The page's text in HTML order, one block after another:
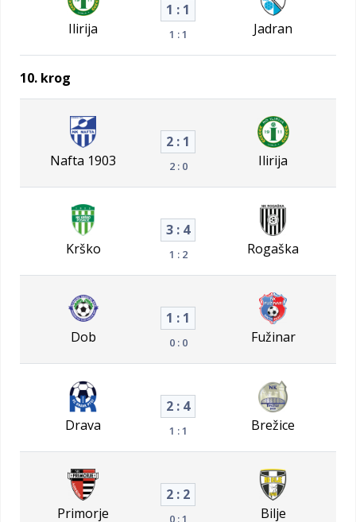
Ilirija
1 : 1
1 : 1 Jadran
10. krog
Nafta 1903
2 : 1
2 : 0 Ilirija
Krško
3 : 4
1 : 2 Rogaška
Dob
1 : 1
0 : 0 Fužinar
Drava
2 : 4
1 : 1 Brežice
Primorje
2 : 2
0 : 1 Bilje